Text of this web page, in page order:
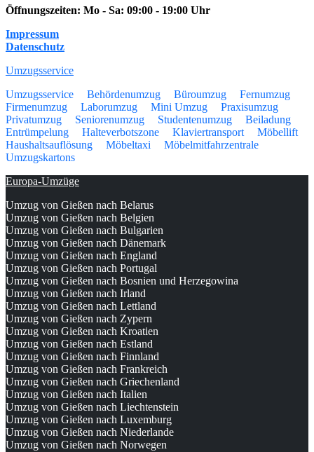
Öffnungszeiten: Mo - Sa: 09:00 - 19:00 Uhr
Impressum
Datenschutz
Umzugsservice
Umzugsservice
Behördenumzug Büroumzug
Fernumzug
Firmenumzug
Laborumzug Mini Umzug
Praxisumzug
Privatumzug
Seniorenumzug Studentenumzug
Beiladung
Entrümpelung
Halteverbotszone Klaviertransport
Möbellift
Haushaltsauflösung
Möbeltaxi
Möbelmitfahrzentrale
Umzugskartons
Europa-Umzüge
Umzug von Gießen nach Belarus
Umzug von Gießen nach Belgien
Umzug von Gießen nach Bulgarien
Umzug von Gießen nach Dänemark
Umzug von Gießen nach England
Umzug von Gießen nach Portugal
Umzug von Gießen nach Bosnien und Herzegowina
Umzug von Gießen nach Irland
Umzug von Gießen nach Lettland
Umzug von Gießen nach Zypern
Umzug von Gießen nach Kroatien
Umzug von Gießen nach Estland
Umzug von Gießen nach Finnland
Umzug von Gießen nach Frankreich
Umzug von Gießen nach Griechenland
Umzug von Gießen nach Italien
Umzug von Gießen nach Liechtenstein
Umzug von Gießen nach Luxemburg
Umzug von Gießen nach Niederlande
Umzug von Gießen nach Norwegen